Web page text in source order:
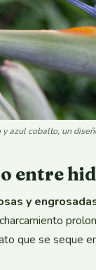
azul cobalto, un
entre
y
que se seque